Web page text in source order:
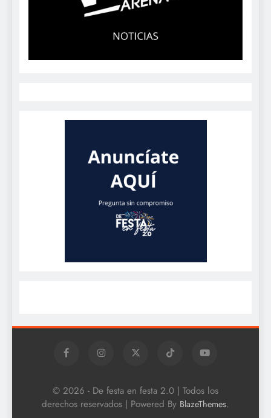
© 2026 - De festa en festa 2.0 | Todos los
derechos reservados | Powered By BlazeThemes.